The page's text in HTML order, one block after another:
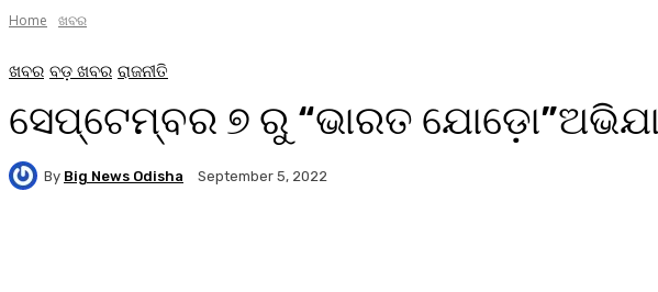
Home ଖବର
ଖବର ବଡ଼ ଖବର ରାଜନୀତି
ସେପ୍ଟେମ୍ବର ୭ ରୁ “ଭାରତ
By Big News Odisha September 5, 2022